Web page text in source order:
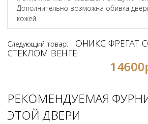
Дополнительно возможна обивка
кожей
Следующий товар:
ОНИКС ФРЕГАТ
СТЕКЛОМ ВЕНГЕ
РЕКОМЕНДУЕМАЯ
ЭТОЙ ДВЕРИ